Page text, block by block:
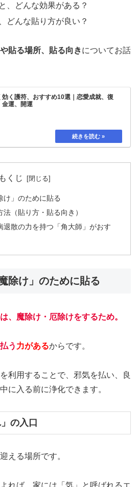
、どんな効果がある？
どんな貼り方が良い？
貼る場所、貼る向きについてお話
効く護符、おすすめ10選｜恋愛成就、復
金運、開運
もくじ
け」のために貼る
（貼り方・貼る向き）
退散の力を持つ「角大師」がおす
除け」のために貼る
、魔除け・厄除けをするため。
う 力があるからです。
利用することで、邪気を払い、良
に入る前に浄化できます。
の入口
える場所です。